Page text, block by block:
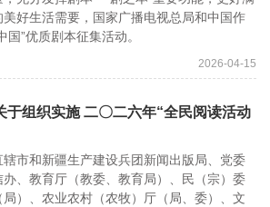
好生活需要，国家广播电视总局和中国作
”优质剧本征集活动。
2026-04-15
于组织实施 二〇二六年“全民阅读活动
和新疆生产建设兵团新闻出版局、党委
、教育厅（教委、教育局）、民（宗）委
局）、农业农村（农牧）厅（局、委）、文